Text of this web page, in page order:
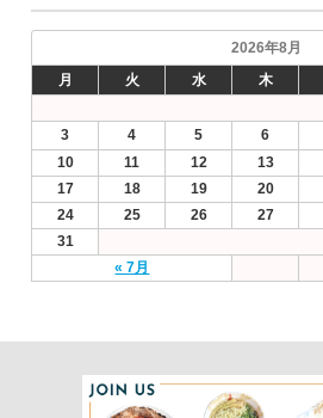
2026年8月
月
火 水 木
« 7月
3
4 5 6
10
11 12 13
17
18 19 20
24
25 26 27
31